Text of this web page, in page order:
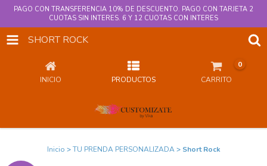
PAGO CON TRANSFERENCIA 10% DE DESCUENTO. PAGO CON TARJETA 2
CUOTAS SIN INTERES. 6 Y 12 CUOTAS CON INTERES
SHORT ROCK
INICIO PRODUCTOS CARRITO
0
Inicio > TU PRENDA PERSONALIZADA > Short Rock